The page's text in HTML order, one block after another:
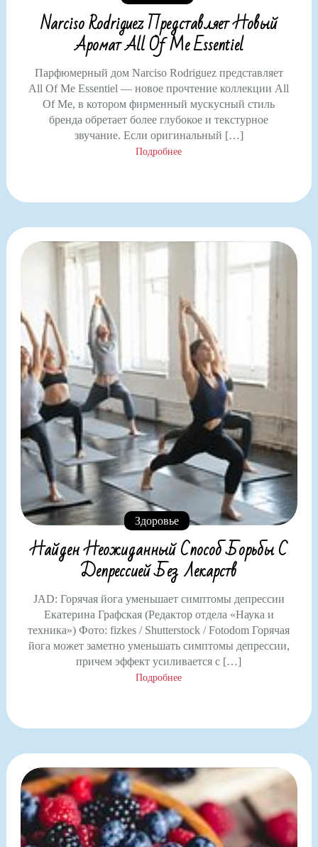
Narciso Rodriguez Представляет Новый
Аромат All Of Me Essentiel
Парфюмерный дом Narciso Rodriguez представляет
All Of Me Essentiel — новое прочтение коллекции All
Of Me, в котором фирменный мускусный стиль
бренда обретает более глубокое и текстурное
звучание. Если оригинальный […]
Подробнее
Здоровье
Найден Неожиданный Способ Борьбы С
Депрессией Без Лекарств
JAD: Горячая йога уменьшает симптомы депрессии
Екатерина Графская (Редактор отдела «Наука и
техника») Фото: fizkes / Shutterstock / Fotodom Горячая
йога может заметно уменьшать симптомы депрессии,
причем эффект усиливается с […]
Подробнее